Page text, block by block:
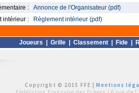
:
Annonce de l'Organisateur (pdf)
intérieur :
Règlement intérieur (pdf)
Joueurs Grille Classement Fide
Copyright © 2015 FFE |Mentions